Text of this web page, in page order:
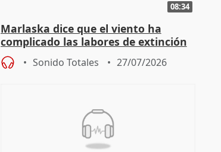
08:34
Marlaska dice que el viento ha
complicado las labores de extinción
durante la madrugada
Sonido Totales 27/07/2026